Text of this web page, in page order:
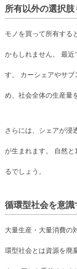
所有以外の選択
モノを買って所有する
かもしれません。 最近
す。 カーシェアやサ
め、社会全体の生産量
さらには、シェアが浸
が生まれます。 自然
るでしょう。
循環型社会を意識
大量生産・大量消費の
環型社会とは資源を廃